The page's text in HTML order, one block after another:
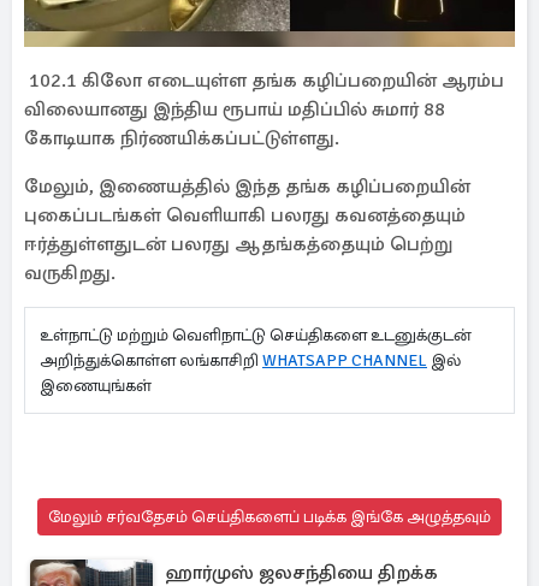
102.1 கிலோ எடையுள்ள தங்க கழிப்பறையின் ஆரம்ப
விலையானது இந்திய ரூபாய் மதிப்பில் சுமார் 88
கோடியாக நிர்ணயிக்கப்பட்டுள்ளது.
மேலும், இணையத்தில் இந்த தங்க கழிப்பறையின்
புகைப்படங்கள் வெளியாகி பலரது கவனத்தையும்
ஈர்த்துள்ளதுடன் பலரது ஆதங்கத்தையும் பெற்று
வருகிறது.
உள்நாட்டு மற்றும் வெளிநாட்டு செய்திகளை உடனுக்குடன்
அறிந்துக்கொள்ள லங்காசிறி WHATSAPP CHANNEL இல்
இணையுங்கள்
மேலும் சர்வதேசம் செய்திகளைப் படிக்க இங்கே அழுத்தவும்
ஹார்முஸ் ஜலசந்தியை திறக்க